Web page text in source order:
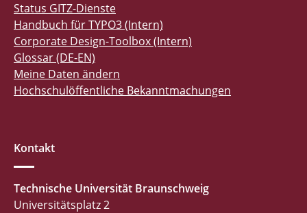
Status GITZ-Dienste
Handbuch für TYPO3 (Intern)
Corporate Design-Toolbox (Intern)
Glossar (DE-EN)
Meine Daten ändern
Hochschulöffentliche Bekanntmachungen
Kontakt
Technische Universität Braunschweig
Universitätsplatz 2